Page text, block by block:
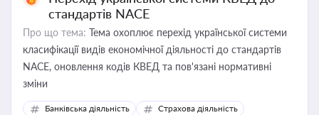
стандартів NACE
Про що тема: Тема охоплює перехід української системи
класифікації видів економічної діяльності до стандартів
NACE, оновлення кодів КВЕД та пов'язані нормативні
зміни
Банківська діяльність
Страхова діяльність